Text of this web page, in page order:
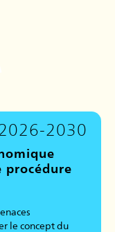
2030
procédure
le concept du